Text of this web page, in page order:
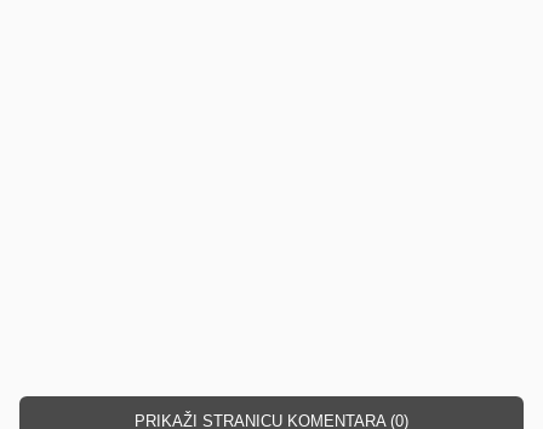
PRIKAŽI STRANICU KOMENTARA (0)